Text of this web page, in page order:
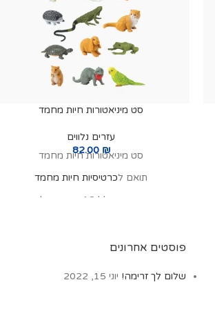
סט מיניאטורות חיות מחמד
עזרים נלווים
82.00₪
סט מיניאטורות חיות מחמד
תואם לכרטיסיות חיות מחמד
סט זה כולל 12 דגמים של:
אוסטרלי, ארנבון שמוט אזנייםפוסטים אחרונים
שלום לך זרימה! יוני 15, 2022